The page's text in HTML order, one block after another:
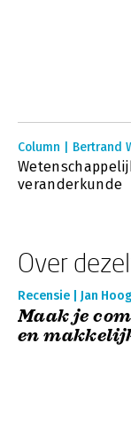
Column | Bertrand
veranderkunde
Over
Recensie | Jan
Maak je
en